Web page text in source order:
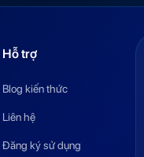
Hỗ trợ
Blog kiến thức
Liên hệ
Đăng ký sử dụng